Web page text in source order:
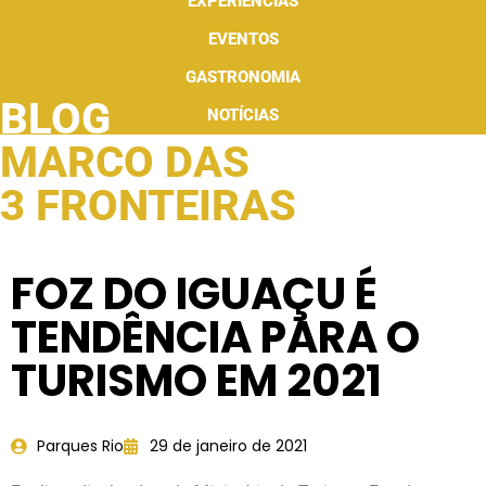
EVENTOS
GASTRONOMIA
NOTÍCIAS
BLOG
MARCO DAS
3 FRONTEIRAS
FOZ DO IGUAÇU É
TENDÊNCIA PARA O
TURISMO EM 2021
Parques Rio 29 de janeiro de 2021